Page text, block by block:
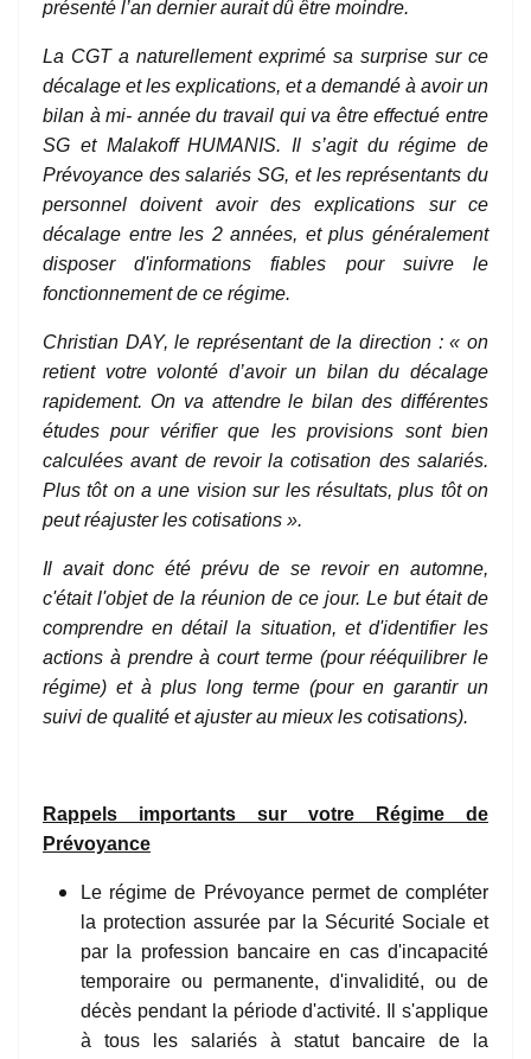
présenté l’an dernier aurait dû être moindre.
La CGT a naturellement exprimé sa surprise sur ce
décalage et les explications, et a demandé à avoir un
bilan à mi- année du travail qui va être effectué entre
SG et Malakoff HUMANIS. Il s’agit du régime de
Prévoyance des salariés SG, et les représentants du
personnel doivent avoir des explications sur ce
décalage entre les 2 années, et plus généralement
disposer d'informations fiables pour suivre le
fonctionnement de ce régime.
Christian DAY, le représentant de la direction : « on
retient votre volonté d’avoir un bilan du décalage
rapidement. On va attendre le bilan des différentes
études pour vérifier que les provisions sont bien
calculées avant de revoir la cotisation des salariés.
Plus tôt on a une vision sur les résultats, plus tôt on
peut réajuster les cotisations ».
Il avait donc été prévu de se revoir en automne,
c'était l'objet de la réunion de ce jour. Le but était de
comprendre en détail la situation, et d'identifier les
actions à prendre à court terme (pour rééquilibrer le
régime) et à plus long terme (pour en garantir un
suivi de qualité et ajuster au mieux les cotisations).
Rappels importants sur votre Régime de
Prévoyance
Le régime de Prévoyance permet de compléter
la protection assurée par la Sécurité Sociale et
par la profession bancaire en cas d'incapacité
temporaire ou permanente, d'invalidité, ou de
décès pendant la période d'activité. Il s'applique
à tous les salariés à statut bancaire de la